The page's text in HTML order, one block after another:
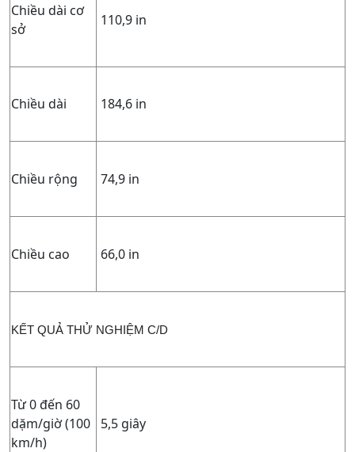
Chiều dài cơ
sở
110,9 in
Chiều dài 184,6 in
Chiều rộng 74,9 in
Chiều cao 66,0 in
KẾT QUẢ THỬ NGHIỆM C/D
Từ 0 đến 60
dặm/giờ (100
km/h)
5,5 giây